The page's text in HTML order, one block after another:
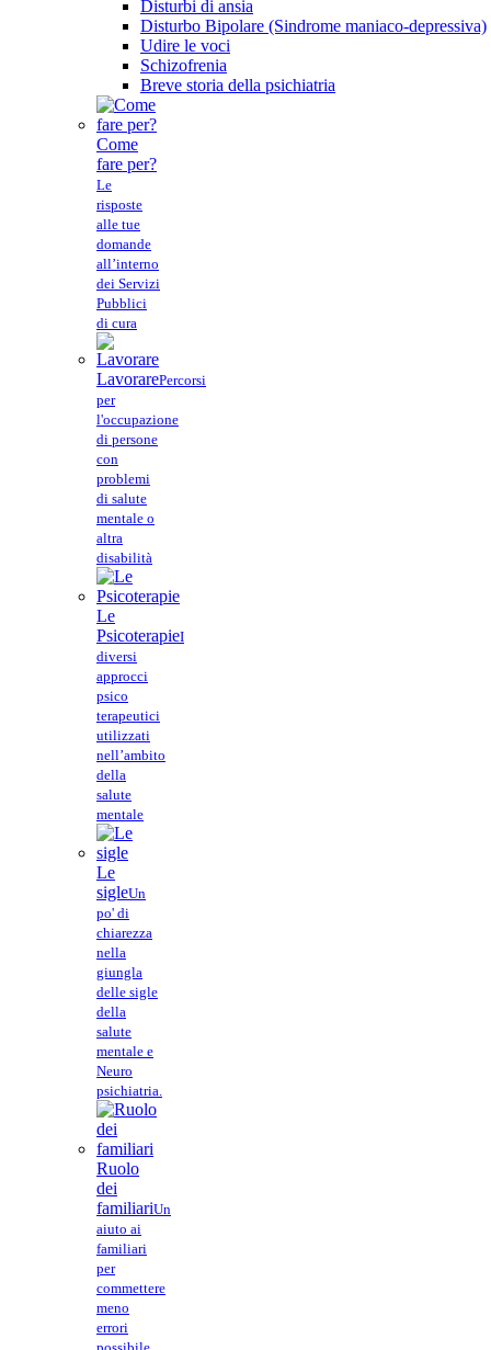
Disturbi di ansia
Disturbo Bipolare (Sindrome maniaco-depressiva)
Udire le voci
Schizofrenia
Breve storia della psichiatria
Come
fare per?
Le
risposte
alle tue
domande
all’interno
dei Servizi
Pubblici
di cura
LavorarePercorsi
per
l'occupazione
di persone
con
problemi
di salute
mentale o
altra
disabilità
Le
PsicoterapieI
diversi
approcci
psico
terapeutici
utilizzati
nell’ambito
della
salute
mentale
Le
sigleUn
po' di
chiarezza
nella
giungla
delle sigle
della
salute
mentale e
Neuro
psichiatria.
Ruolo
dei
familiariUn
aiuto ai
familiari
per
commettere
meno
errori